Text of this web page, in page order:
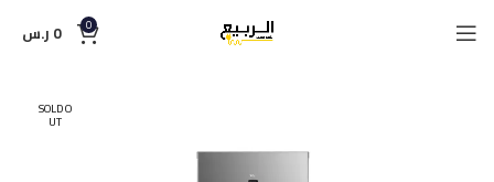
0
0 ر.س
SOLD O
UT